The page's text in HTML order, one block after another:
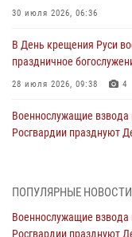
30 июля 2026, 06:36
В День крещения Руси
праздничное
28 июля 2026, 09:38 4
Военнослужащие взвода
Росгвардии празднуют
Татарстанские
24 июля 2026, 15:05 4
ПОПУЛЯРНЫЕ НОВОСТИ
Военнослужащие взвода
Росгвардии празднуют